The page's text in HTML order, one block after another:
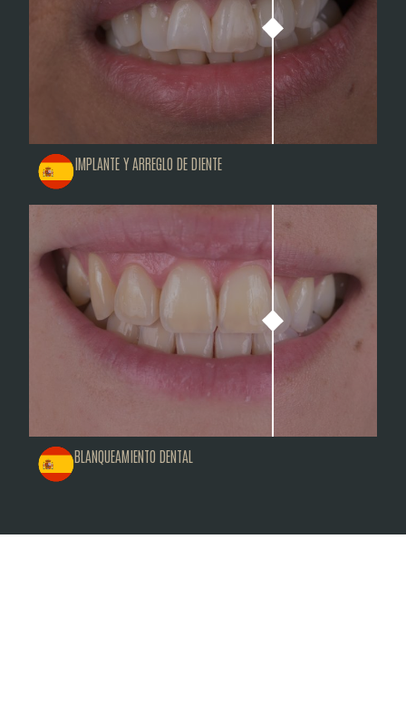
IMPLANTE Y ARREGLO DE DIENTE
BLANQUEAMIENTO DENTAL